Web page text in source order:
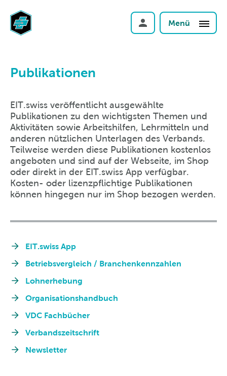
Menü
Publikationen
EIT.swiss veröffentlicht ausgewählte
Publikationen zu den wichtigsten Themen und
Aktivitäten sowie Arbeitshilfen, Lehrmitteln und
anderen nützlichen Unterlagen des Verbands.
Teilweise werden diese Publikationen kostenlos
angeboten und sind auf der Webseite, im Shop
oder direkt in der EIT.swiss App verfügbar.
Kosten- oder lizenzpflichtige Publikationen
können hingegen nur im Shop bezogen werden.
EIT.swiss App
Betriebsvergleich / Branchenkennzahlen
Lohnerhebung
Organisationshandbuch
VDC Fachbücher
Verbandszeitschrift
Newsletter